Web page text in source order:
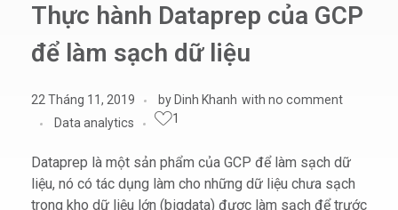
Thực hành Dataprep của GCP
để làm sạch dữ liệu
22 Tháng 11, 2019 by Dinh Khanh with no comment
Data analytics
1
Dataprep là một sản phẩm của GCP để làm sạch dữ
liệu, nó có tác dụng làm cho những dữ liệu chưa sạch
trong kho dữ liệu lớn (bigdata) được làm sạch để trước